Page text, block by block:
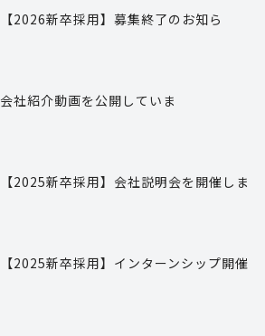
【2026新卒採用】募集終了のお知ら
会社紹介動画を公開していま
【2025新卒採用】会社説明会を開催しま
【2025新卒採用】インターンシップ開催